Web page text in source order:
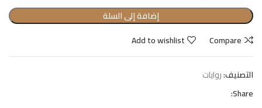
إضافة إلى السلة
Compare
Add to wishlist
التصنيف:روايات
Share: